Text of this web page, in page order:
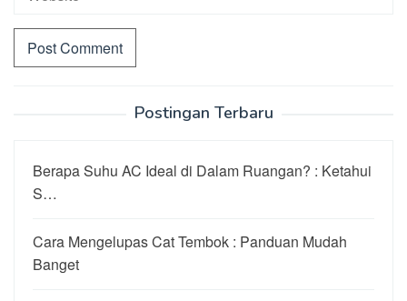
Postingan Terbaru
Berapa Suhu AC Ideal di Dalam Ruangan? : Ketahui
S…
Cara Mengelupas Cat Tembok : Panduan Mudah
Banget